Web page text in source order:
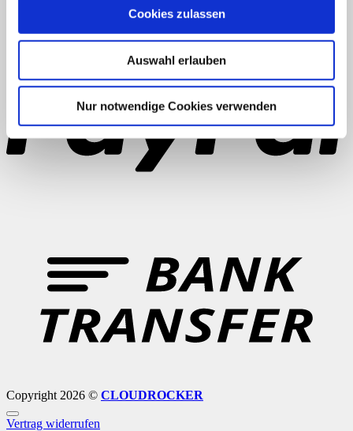
Cookies zulassen
Auswahl erlauben
Nur notwendige Cookies verwenden
Widerruf Versand & Lieferung
Impressum
Copyright 2026 © CLOUDROCKER
Vertrag widerrufen